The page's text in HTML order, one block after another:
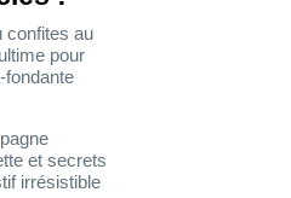
confites au
pour
fondante
et secrets
irrésistible